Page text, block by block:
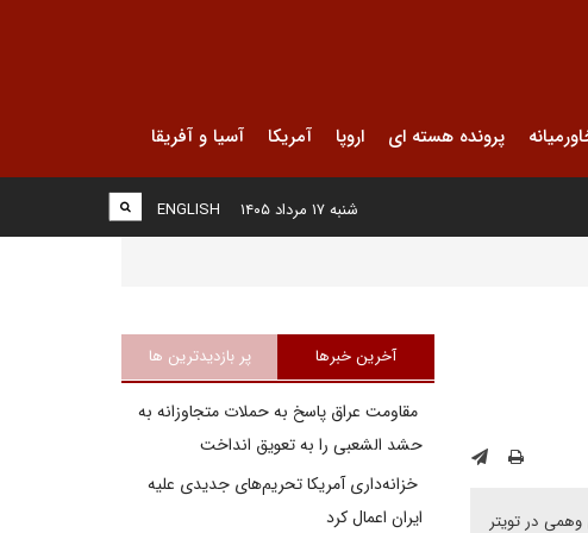
پرونده هسته ای اروپا آمریکا آسیا و آفریقا
ENGLISH شنبه ۱۷ مرداد ۱۴۰۵
در تویتر
آخرین خبرها پر بازدیدترین ها
مقاومت عراق پاسخ به حملات متجاوزانه به
حشد الشعبی را به تعویق انداخت
خزانه‌داری آمریکا تحریم‌های جدیدی علیه
ایران اعمال کرد